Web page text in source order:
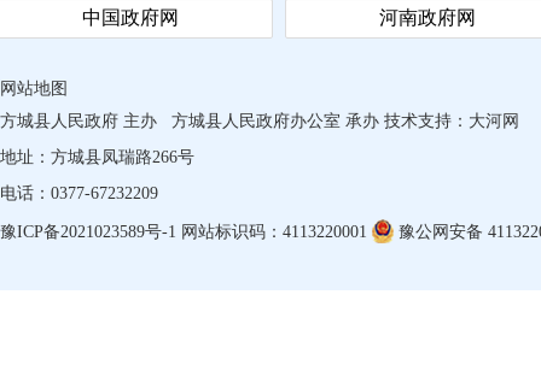
中国政府网 河南政府网
网站地图
方城县人民政府 主办
方城县人民政府办公室 承办 技术支持： 大河网
地址：方城县凤瑞路266号
电话：0377-67232209
豫ICP备2021023589号-1 网站标识码：4113220001 豫公网安备